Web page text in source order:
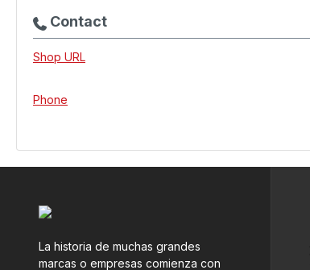
Contact
Shop URL
Phone
La historia de muchas grandes
marcas o empresas comienza con